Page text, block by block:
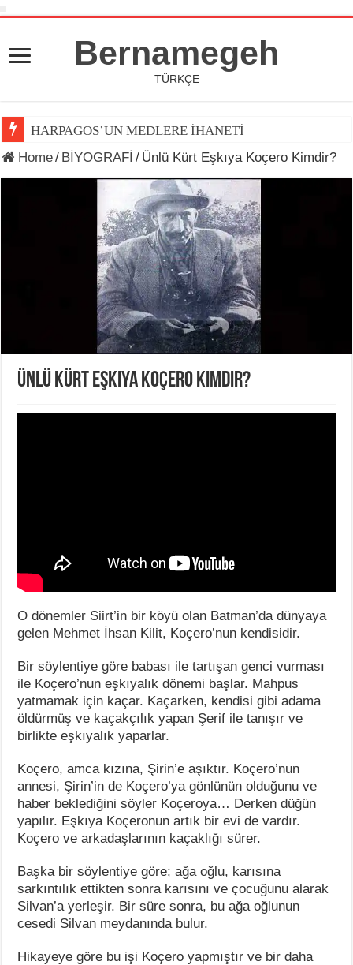
Bernamegeh
TÜRKÇE
HARPAGOS’UN MEDLERE İHANETİ
Home/ BİYOGRAFİ / Ünlü Kürt Eşkıya Koçero Kimdir?
Ünlü Kürt Eşkıya Koçero Kimdir?
O dönemler Siirt’in bir köyü olan Batman’da dünyaya
gelen Mehmet İhsan Kilit, Koçero’nun kendisidir.
Bir söylentiye göre babası ile tartışan genci vurması
ile Koçero’nun eşkıyalık dönemi başlar. Mahpus
yatmamak için kaçar. Kaçarken, kendisi gibi adama
öldürmüş ve kaçakçılık yapan Şerif ile tanışır ve
birlikte eşkıyalık yaparlar.
Koçero, amca kızına, Şirin’e aşıktır. Koçero’nun
annesi, Şirin’in de Koçero’ya gönlünün olduğunu ve
haber beklediğini söyler Koçeroya… Derken düğün
yapılır. Eşkıya Koçeronun artık bir evi de vardır.
Koçero ve arkadaşlarının kaçaklığı sürer.
Başka bir söylentiye göre; ağa oğlu, karısına
sarkıntılık ettikten sonra karısını ve çocuğunu alarak
Silvan’a yerleşir. Bir süre sonra, bu ağa oğlunun
cesedi Silvan meydanında bulur.
Hikayeye göre bu işi Koçero yapmıştır ve bir daha